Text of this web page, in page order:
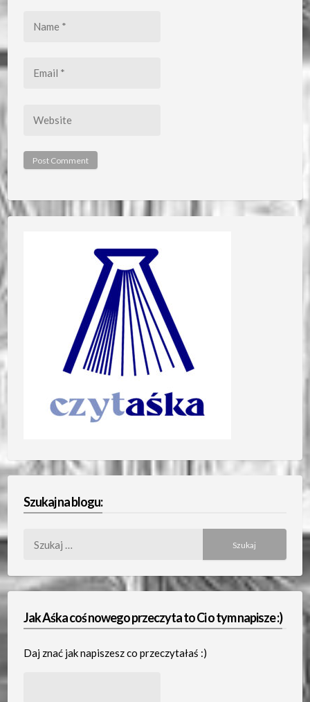
Szukaj na blogu:
Jak Aśka coś nowego przeczyta to Ci o tym napisze :)
Daj znać jak napiszesz co przeczytałaś :)